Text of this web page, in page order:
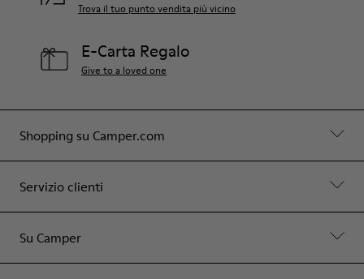
Shopping su Camper.com
Servizio clienti
Su Camper
Trova il tuo punto vendita più vicino
E-Carta Regalo
Give to a loved one